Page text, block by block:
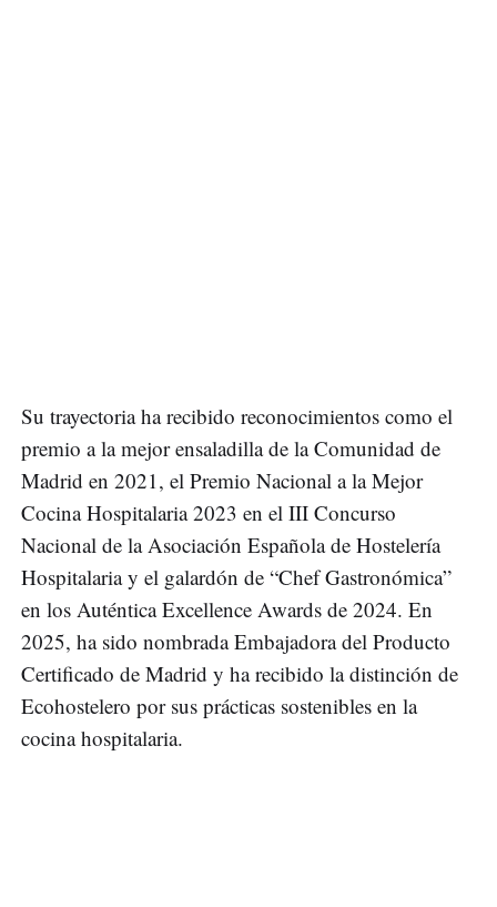
Su trayectoria ha recibido reconocimientos como el
premio a la mejor ensaladilla de la Comunidad de
Madrid en 2021, el Premio Nacional a la Mejor
Cocina Hospitalaria 2023 en el III Concurso
Nacional de la Asociación Española de Hostelería
Hospitalaria y el galardón de “Chef Gastronómica”
en los Auténtica Excellence Awards de 2024. En
2025, ha sido nombrada Embajadora del Producto
Certificado de Madrid y ha recibido la distinción de
Ecohostelero por sus prácticas sostenibles en la
cocina hospitalaria.